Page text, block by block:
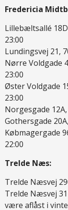
Fredericia
Lillebæltsallé
23:00
Lundingsvej 21,
Nørre Voldgade
23:00
Øster Voldgade
23:00
Norgesgade
Gothersgade
Købmagergade
22:00
Trelde Næs:
Trelde Næsvej
Trelde Næsvej
være aflåst i